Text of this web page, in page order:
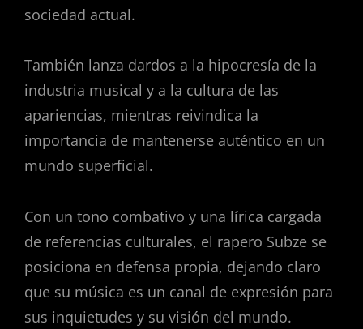
sociedad actual.
También lanza dardos a la hipocresía de la
industria musical y a la cultura de las
apariencias, mientras reivindica la
importancia de mantenerse auténtico en un
mundo superficial.
Con un tono combativo y una lírica cargada
de referencias culturales, el rapero Subze se
posiciona en defensa propia, dejando claro
que su música es un canal de expresión para
sus inquietudes y su visión del mundo.